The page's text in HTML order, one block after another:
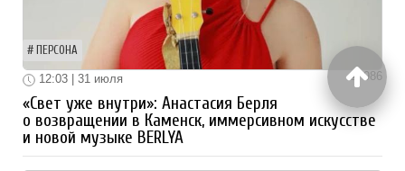
ПЕРСОНА
986
12:03 | 31 июля
«Свет уже внутри»: Анастасия Берля
о возвращении в Каменск, иммерсивном искусстве
и новой музыке BERLYA